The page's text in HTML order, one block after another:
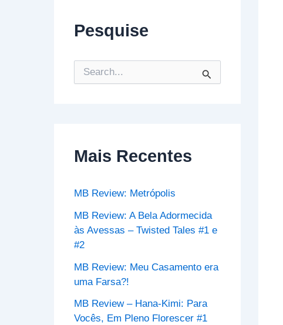
Pesquise
e
a
o
:
Mais Recentes
MB Review: Metrópolis
MB Review: A Bela Adormecida
às Avessas – Twisted Tales #1 e
#2
MB Review: Meu Casamento era
uma Farsa?!
MB Review – Hana-Kimi: Para
Vocês, Em Pleno Florescer #1